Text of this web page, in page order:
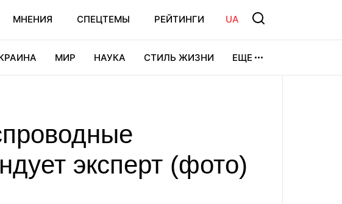
МНЕНИЯ СПЕЦТЕМЫ РЕЙТИНГИ UA
МИР НАУКА СТИЛЬ ЖИЗНИ ЕЩЕ
эксперт (фото)